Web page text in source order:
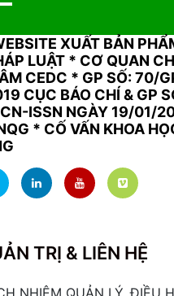
XUẤT BẢN
LUẬT * CƠ QUAN
CEDC * GP SỐ: 70/
CỤC BÁO CHÍ & GP
ISSN NGÀY 19/01/
* CỐ VẤN KHOA
TRỊ & LIÊN HỆ
NHIỆM QUẢN LÝ, ĐIỀU